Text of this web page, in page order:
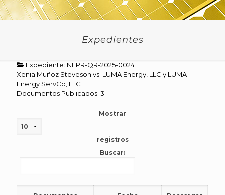
Expedientes
Expediente: NEPR-QR-2025-0024
Xenia Muñoz Steveson vs. LUMA Energy, LLC y LUMA
Energy ServCo, LLC
Documentos Publicados: 3
Mostrar
registros
Buscar: